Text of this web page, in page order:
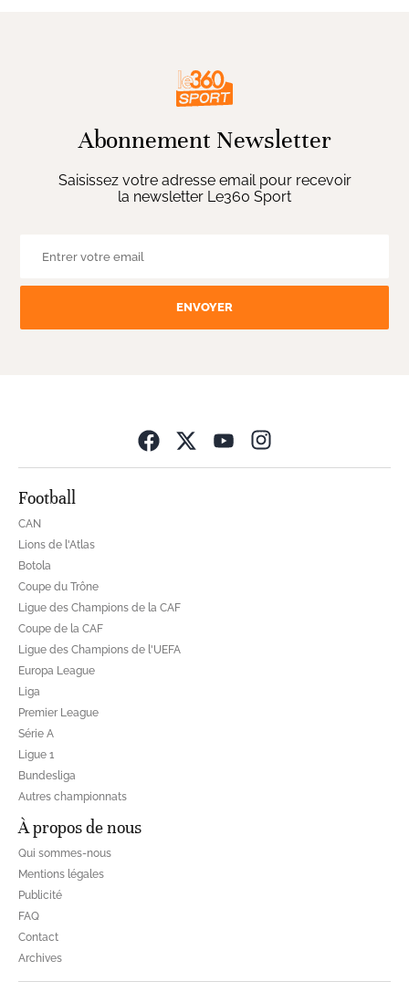
Abonnement Newsletter
Saisissez votre adresse email pour recevoir
la newsletter Le360 Sport
ENVOYER
Football
CAN
Lions de l'Atlas
Botola
Coupe du Trône
Ligue des Champions de la CAF
Coupe de la CAF
Ligue des Champions de l'UEFA
Europa League
Liga
Premier League
Série A
Ligue 1
Bundesliga
Autres championnats
À propos de nous
Qui sommes-nous
Mentions légales
Publicité
FAQ
Contact
Archives